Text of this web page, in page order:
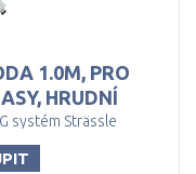
1.0M, PRO
HRUDNÍ
systém Strässle